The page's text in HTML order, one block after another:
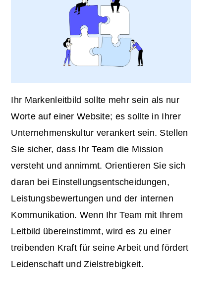
Ihr Markenleitbild sollte mehr sein als nur
Worte auf einer Website; es sollte in Ihrer
Unternehmenskultur verankert sein. Stellen
Sie sicher, dass Ihr Team die Mission
versteht und annimmt. Orientieren Sie sich
daran bei Einstellungsentscheidungen,
Leistungsbewertungen und der internen
Kommunikation. Wenn Ihr Team mit Ihrem
Leitbild übereinstimmt, wird es zu einer
treibenden Kraft für seine Arbeit und fördert
Leidenschaft und Zielstrebigkeit.